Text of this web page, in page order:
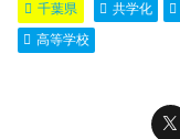
千葉県 共学化
高等学校